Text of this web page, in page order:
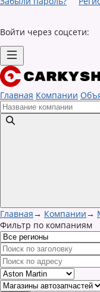
Войти через соцсети:
Главная Компании
Главная→ Компании→
Фильтр по компаниям